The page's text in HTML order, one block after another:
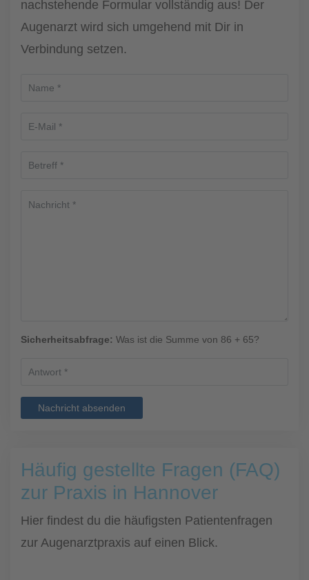
nachstehende Formular vollständig aus! Der
Augenarzt wird sich umgehend mit Dir in
Verbindung setzen.
Sicherheitsabfrage: Was ist die Summe von 86 + 65?
Nachricht absenden
Häufig gestellte Fragen (FAQ)
zur Praxis in Hannover
Hier findest du die häufigsten Patientenfragen
zur Augenarztpraxis auf einen Blick.